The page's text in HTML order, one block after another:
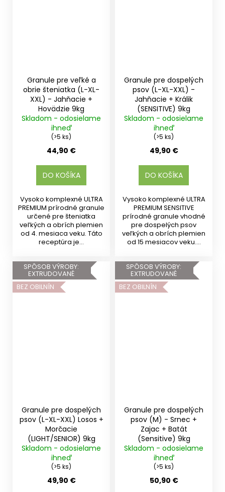
Granule pre veľké a
obrie šteniatka (L-XL-
XXL) - Jahňacie +
Hovädzie 9kg
Skladom - odosielame
ihneď
(>5 ks)
44,90 €
DO KOŠÍKA
Vysoko komplexné ULTRA
PREMIUM prírodné granule
určené pre šteniatka
veľkých a obrích plemien
od 4. mesiaca veku. Táto
receptúra je...
Granule pre dospelých
psov (L-XL-XXL) -
Jahňacie + Králik
(SENSITIVE) 9kg
Skladom - odosielame
ihneď
(>5 ks)
49,90 €
DO KOŠÍKA
Vysoko komplexné ULTRA
PREMIUM SENSITIVE
prírodné granule vhodné
pre dospelých psov
veľkých a obrích plemien
od 15 mesiacov veku....
SPÔSOB VÝROBY:
EXTRUDOVANÉ
BEZ OBILNÍN
Granule pre dospelých
psov (L-XL-XXL) Losos +
Morčacie
(LIGHT/SENIOR) 9kg
Skladom - odosielame
ihneď
(>5 ks)
49,90 €
SPÔSOB VÝROBY:
EXTRUDOVANÉ
BEZ OBILNÍN
Granule pre dospelých
psov (M) - Srnec +
Zajac + Batát
(Sensitive) 9kg
Skladom - odosielame
ihneď
(>5 ks)
50,90 €